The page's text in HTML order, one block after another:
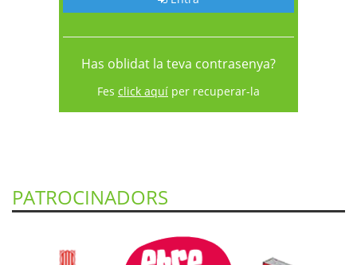
Has oblidat la teva contrasenya?
Fes click aquí per recuperar-la
PATROCINADORS